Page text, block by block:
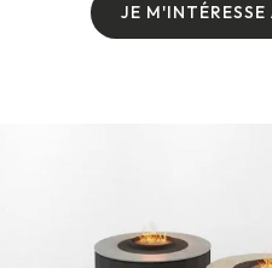
JE M'INTÉRESSE
JE M'INTÉRESSE